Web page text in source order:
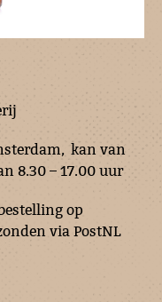
kan van
8.30 – 17.00 uur
op
via PostNL